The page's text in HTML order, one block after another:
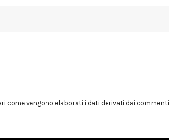
come vengono elaborati i dati derivati dai commenti